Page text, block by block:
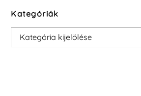
Kategóriák
Kategóriák